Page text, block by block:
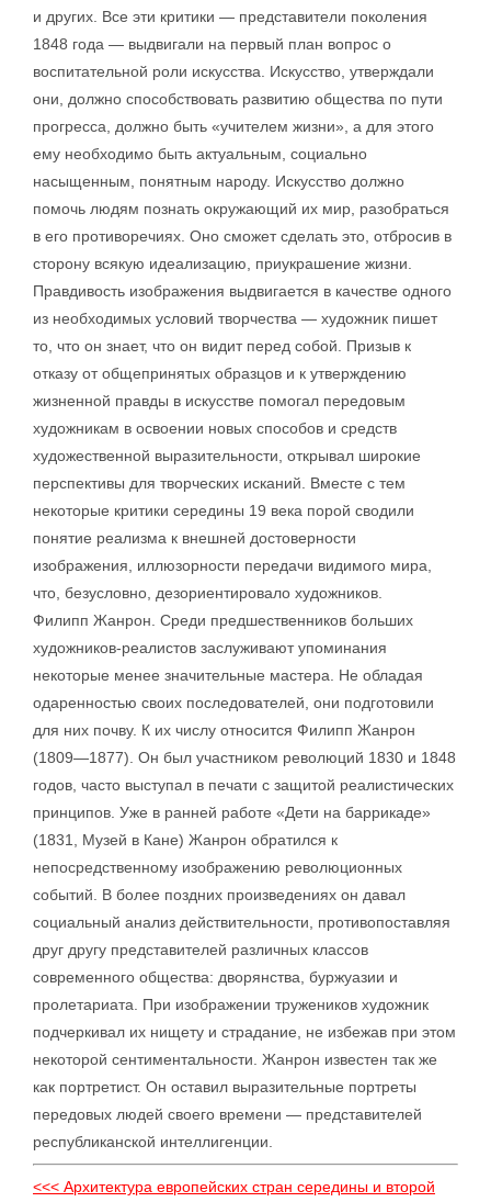
и других. Все эти критики — представители поколения
1848 года — выдвигали на первый план вопрос о
воспитательной роли искусства. Искусство, утверждали
они, должно способствовать развитию общества по пути
прогресса, должно быть «учителем жизни», а для этого
ему необходимо быть актуальным, социально
насыщенным, понятным народу. Искусство должно
помочь людям познать окружающий их мир, разобраться
в его противоречиях. Оно сможет сделать это, отбросив в
сторону всякую идеализацию, приукрашение жизни.
Правдивость изображения выдвигается в качестве одного
из необходимых условий творчества — художник пишет
то, что он знает, что он видит перед собой. Призыв к
отказу от общепринятых образцов и к утверждению
жизненной правды в искусстве помогал передовым
художникам в освоении новых способов и средств
художественной выразительности, открывал широкие
перспективы для творческих исканий. Вместе с тем
некоторые критики середины 19 века порой сводили
понятие реализма к внешней достоверности
изображения, иллюзорности передачи видимого мира,
что, безусловно, дезориентировало художников.
Филипп Жанрон. Среди предшественников больших
художников-реалистов заслуживают упоминания
некоторые менее значительные мастера. Не обладая
одаренностью своих последователей, они подготовили
для них почву. К их числу относится Филипп Жанрон
(1809—1877). Он был участником революций 1830 и 1848
годов, часто выступал в печати с защитой реалистических
принципов. Уже в ранней работе «Дети на баррикаде»
(1831, Музей в Кане) Жанрон обратился к
непосредственному изображению революционных
событий. В более поздних произведениях он давал
социальный анализ действительности, противопоставляя
друг другу представителей различных классов
современного общества: дворянства, буржуазии и
пролетариата. При изображении тружеников художник
подчеркивал их нищету и страдание, не избежав при этом
некоторой сентиментальности. Жанрон известен так же
как портретист. Он оставил выразительные портреты
передовых людей своего времени — представителей
республиканской интеллигенции.
<<< Архитектура европейских стран середины и второй